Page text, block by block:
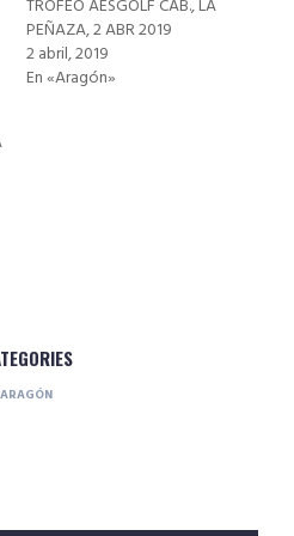
TROFEO AESGOLF CAB., LA
PEÑAZA, 2 ABR 2019
2 abril, 2019
En «Aragón»
ARAGÓN